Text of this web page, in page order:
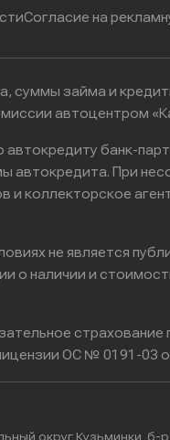
Согласие на
суммы займа и
автоцентром
банк-
автокредита. При
коллекторское
не является
наличии и
ОС № 0191-03
округ Кузьминки, б-р